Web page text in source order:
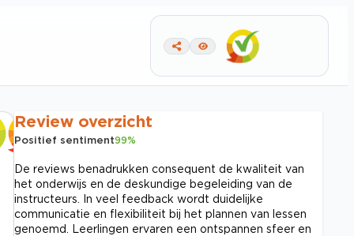
Review overzicht
Positief sentiment99%
De reviews benadrukken consequent de kwaliteit van
het onderwijs en de deskundige begeleiding van de
instructeurs. In veel feedback wordt duidelijke
communicatie en flexibiliteit bij het plannen van lessen
genoemd. Leerlingen ervaren een ontspannen sfeer en